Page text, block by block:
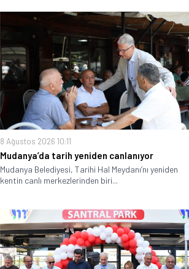
8 Ağustos 2026 10:11
Mudanya’da tarih yeniden canlanıyor
Mudanya Belediyesi, Tarihi Hal Meydanı’nı yeniden
kentin canlı merkezlerinden biri...